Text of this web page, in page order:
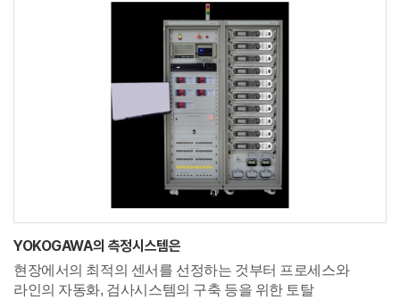
YOKOGAWA의 측정시스템은
현장에서의 최적의 센서를 선정하는 것부터 프로세스와
라인의 자동화, 검사시스템의 구축 등을 위한 토탈